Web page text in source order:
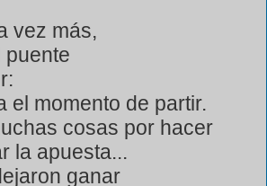
vez más,
puente
el momento de partir.
cosas por hacer
la apuesta...
ganar